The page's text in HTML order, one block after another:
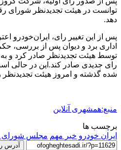
توانست در هیئت تجدیدنظر شورای
دهد.
پس از این تغییر رای، ایران‌خودرو
اداری برد و دیوان پس از بررسی،
توسط هیئت تجدیدنظر صادر کرد و به
رای جدیدی صادر کند.این در حالی
شده گذشته و امروز هیئت تجدیدنظر
منبع:همشهری آنلاین
برچسب ها
ايران خودرو خبر مهم مجلس شورای
آدرس